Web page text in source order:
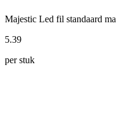
Majestic Led fil standaard
5.39
per stuk